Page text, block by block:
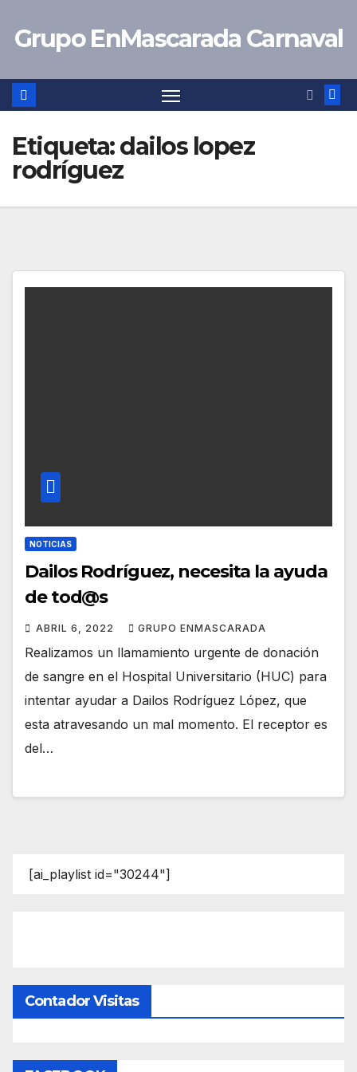
Grupo EnMascarada Carnaval
Etiqueta:dailos lopez
rodríguez
NOTICIAS
Dailos Rodríguez, necesita la ayuda
de tod@s
ABRIL 6, 2022 GRUPO ENMASCARADA
Realizamos un llamamiento urgente de donación
de sangre en el Hospital Universitario (HUC) para
intentar ayudar a Dailos Rodríguez López, que
esta atravesando un mal momento. El receptor es
del…
[ai_playlist id="30244"]
Contador Visitas